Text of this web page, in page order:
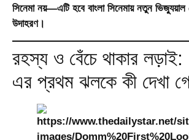
সিনেমা নয়—এটি হবে বাংলা সিনেমায় নতুন
উদাহরণ।
রহস্য ও বেঁচে থাকার
এর প্রথম ঝলকে কী দেখা